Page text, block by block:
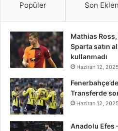
Popüler Son
Mathias
Sparta satın
kullanmadı
Haziran 12, 2025
Transferde
Haziran 12, 2025
Anadolu Efes